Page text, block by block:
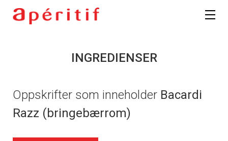
INGREDIENSER
Oppskrifter som inneholder Bacardi
Razz (bringebærrom)